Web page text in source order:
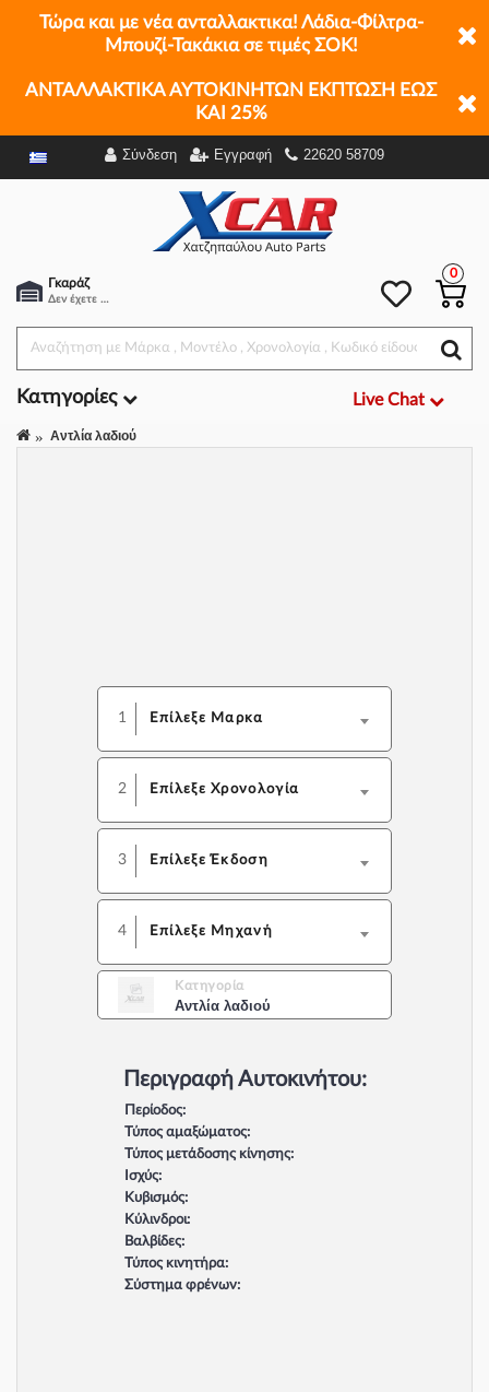
Τώρα και με νέα ανταλλακτικα! Λάδια-Φίλτρα-
Μπουζί-Τακάκια σε τιμές ΣΟΚ!
ΑΝΤΑΛΛΑΚΤΙΚΑ ΑΥΤΟΚΙΝΗΤΩΝ ΕΚΠΤΩΣΗ ΕΩΣ
ΚΑΙ 25%
Σύνδεση Εγγραφή 22620 58709
Γκαράζ
Δεν έχετε επιλέξει αμάξι.
0
Κατηγορίες Live Chat
Αντλία λαδιού
1 Επίλεξε Μαρκα
2 Επίλεξε Χρονολογία
3 Επίλεξε Έκδοση
4 Επίλεξε Μηχανή
Κατηγορία
Αντλία λαδιού
Περιγραφή Αυτοκινήτου:
Περίοδος:
Τύπος αμαξώματος:
Τύπος μετάδοσης κίνησης:
Ισχύς:
Κυβισμός:
Κύλινδροι:
Βαλβίδες:
Τύπος κινητήρα:
Σύστημα φρένων:
Φίλτρα